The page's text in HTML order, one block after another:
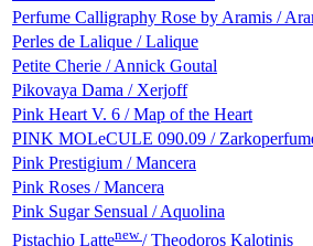
Perfume Calligraphy Rose by Aramis /
Perles de Lalique / Lalique
Petite Cherie / Annick Goutal
Pikovaya Dama / Xerjoff
Pink Heart V. 6 / Map of the Heart
PINK MOLeCULE 090.09 /
Pink Prestigium / Mancera
Pink Roses / Mancera
Pink Sugar Sensual / Aquolina
Pistachio Lattenew/ Theodoros Kalotinis